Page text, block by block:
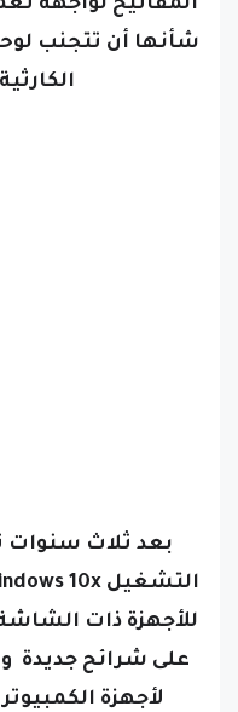
المفاتيح لواجهة
شأنها أن تتجنب
الكارثية
لأجهزة